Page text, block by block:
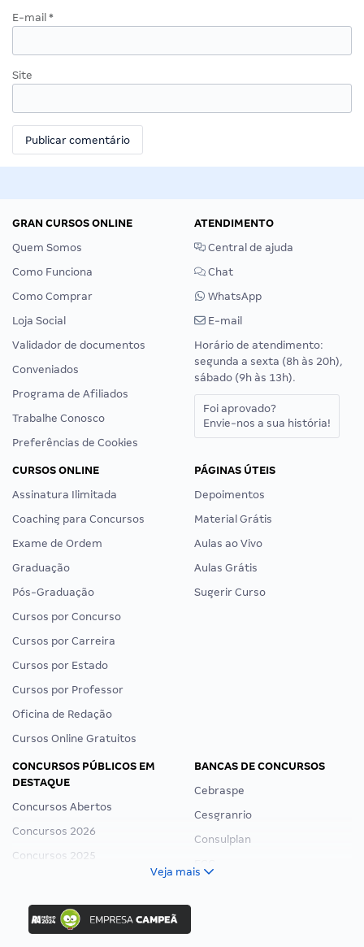
E-mail *
Site
GRAN CURSOS ONLINE
Quem Somos
Como Funciona
Como Comprar
Loja Social
Validador de documentos
Conveniados
Programa de Afiliados
Trabalhe Conosco
Preferências de Cookies
ATENDIMENTO
Central de ajuda
Chat
WhatsApp
E-mail
Horário de atendimento:
segunda a sexta (8h às 20h),
sábado (9h às 13h).
Foi aprovado?
Envie-nos a sua história!
CURSOS ONLINE
Assinatura Ilimitada
Coaching para Concursos
Exame de Ordem
Graduação
Pós-Graduação
Cursos por Concurso
Cursos por Carreira
Cursos por Estado
Cursos por Professor
Oficina de Redação
Cursos Online Gratuitos
PÁGINAS ÚTEIS
Depoimentos
Material Grátis
Aulas ao Vivo
Aulas Grátis
Sugerir Curso
CONCURSOS PÚBLICOS EM
DESTAQUE
Concursos Abertos
Concursos 2026
Concursos 2025
Concurso Ibama
Concurso MPU
BANCAS DE CONCURSOS
Cebraspe
Cesgranrio
Consulplan
Veja mais